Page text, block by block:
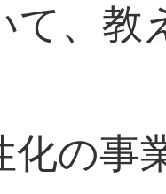
て、教
化の事